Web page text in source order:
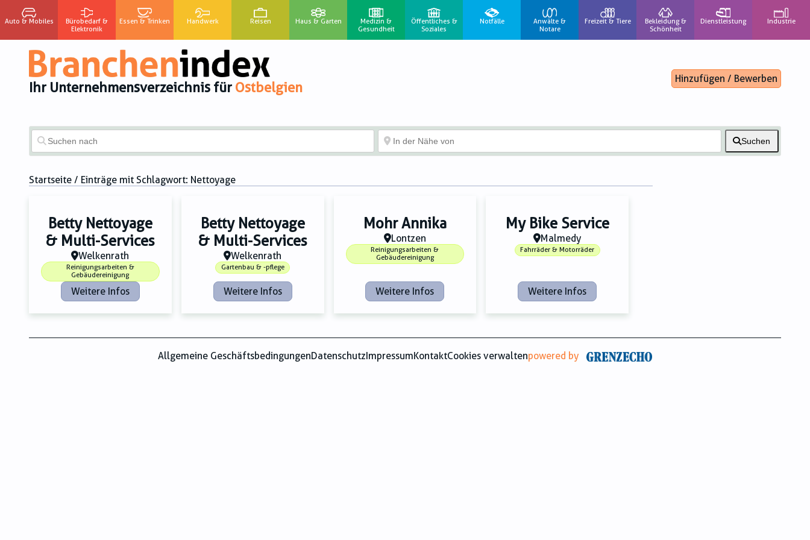
Auto & Mobiles
Bürobedarf &
Elektronik
Essen & Trinken Handwerk Reisen Haus & Garten
Medizin &
Gesundheit
Öffentliches &
Soziales
Notfälle
Anwälte &
Notare
Freizeit & Tiere
Bekleidung &
Schönheit
Dienstleistung Industrie
Ihr Unternehmensverzeichnis für Ostbelgien
Hinzufügen / Bewerben
Suchen
Startseite / Einträge mit Schlagwort: Nettoyage
Betty Nettoyage
& Multi-Services
Welkenrath
Reinigungsarbeiten &
Gebäudereinigung
Weitere Infos
Betty Nettoyage
& Multi-Services
Welkenrath
Gartenbau & -pflege
Weitere Infos
Mohr Annika
Lontzen
Reinigungsarbeiten &
Gebäudereinigung
Weitere Infos
My Bike Service
Malmedy
Fahrräder & Motorräder
Weitere Infos
Allgemeine GeschäftsbedingungenDatenschutz Impressum KontaktCookies verwaltenpowered by